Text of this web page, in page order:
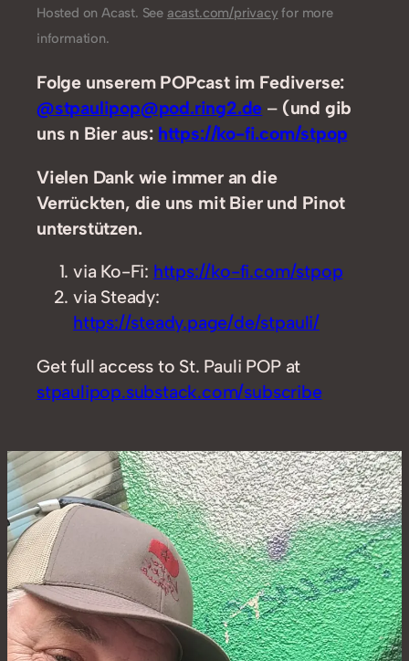
Hosted on Acast. See acast.com/privacy for more
information.
Folge unserem POPcast im Fediverse:
@stpaulipop@pod.ring2.de – (und gib
uns n Bier aus: https://ko-fi.com/stpop
Vielen Dank wie immer an die
Verrückten, die uns mit Bier und Pinot
unterstützen.
via Ko-Fi: https://ko-fi.com/stpop
via Steady:
https://steady.page/de/stpauli/
Get full access to St. Pauli POP at
stpaulipop.substack.com/subscribe